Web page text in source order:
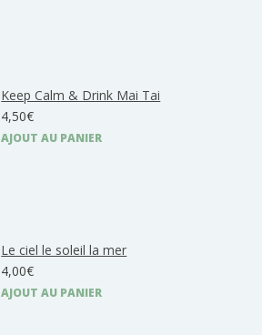
Keep Calm & Drink Mai Tai
4,50€
AJOUT AU PANIER
Le ciel le soleil la mer
4,00€
AJOUT AU PANIER